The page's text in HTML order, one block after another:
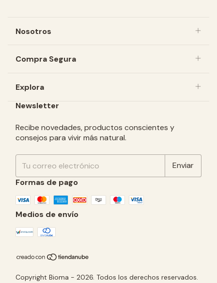
Nosotros
Compra Segura
Explora
Newsletter
Recibe novedades, productos conscientes y
consejos para vivir más natural.
Formas de pago
Medios de envío
Copyright Bioma - 2026. Todos los derechos reservados.